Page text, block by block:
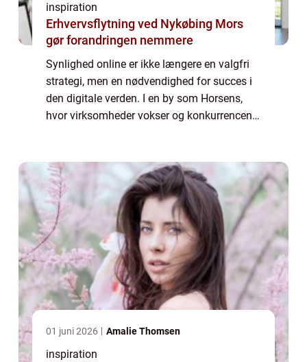
inspiration
Erhvervsflytning ved Nykøbing Mors
gør forandringen nemmere
Synlighed online er ikke længere en valgfri
strategi, men en nødvendighed for succes i
den digitale verden. I en by som Horsens,
hvor virksomheder vokser og konkurrencen
01 juni 2026 Amalie Thomsen
inspiration